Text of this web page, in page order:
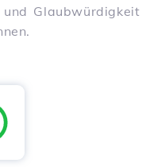
Glaubwürdigkeit